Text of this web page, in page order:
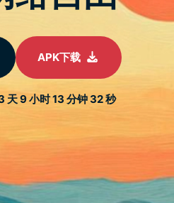
14 及 iPhone 14
始预售，出货日期最早为
未决定是否购买的人来
Marques Brownlee